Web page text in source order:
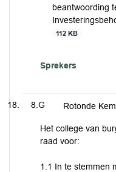
beantwoording
112 KB
Sprekers
8.G Rotonde
Het college van
raad voor:
1.1 In te stemmen